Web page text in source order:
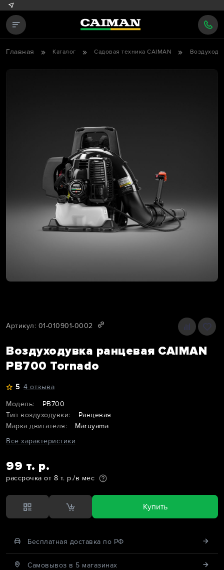
Главная Каталог Садовая техника CAIMAN
Артикул: 01-010901-0002
Воздуходувка ранцевая CAIMAN
PB700 Tornado
5 4 отзыва
Модель:
PB700
Тип воздуходувки:
Ранцевая
Марка двигателя:
Maruyama
Все характеристики
99 т. р.
рассрочка от 8 т. р./в мес
Купить
Бесплатная доставка по РФ
Cамовывоз в 5 магазинах